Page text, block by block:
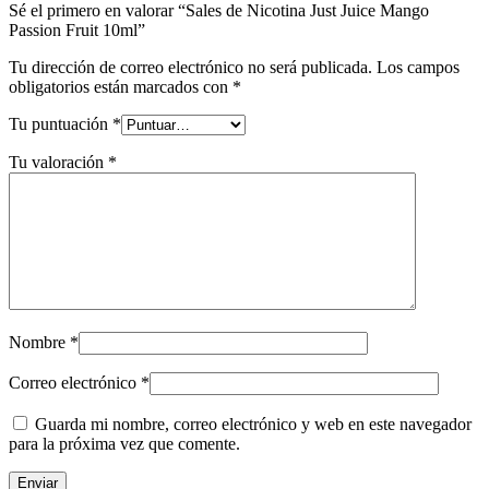
Sé el primero en valorar “Sales de Nicotina Just Juice Mango
Passion Fruit 10ml”
Tu dirección de correo electrónico no será publicada. Los campos
obligatorios están marcados con *
Tu puntuación *
Tu valoración *
Nombre *
Correo electrónico *
Guarda mi nombre, correo electrónico y web en este navegador
para la próxima vez que comente.